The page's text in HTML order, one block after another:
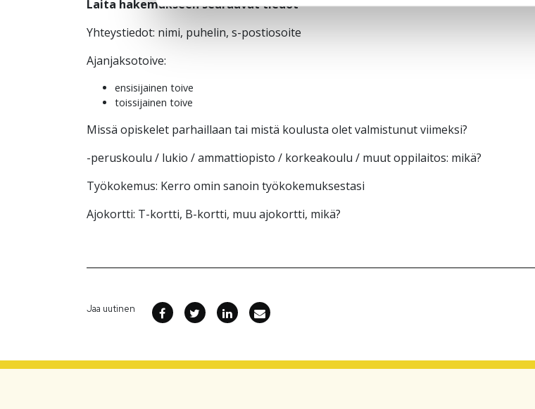
Laita hakemukseen seuraavat tiedot
Yhteystiedot: nimi, puhelin, s-postiosoite
Ajanjaksotoive:
ensisijainen toive
toissijainen toive
Missä opiskelet parhaillaan tai mistä koulusta olet valmistunut viimeksi?
-peruskoulu / lukio / ammattiopisto / korkeakoulu / muut oppilaitos: mikä?
Työkokemus: Kerro omin sanoin työkokemuksestasi
Ajokortti: T-kortti, B-kortti, muu ajokortti, mikä?
Jaa uutinen